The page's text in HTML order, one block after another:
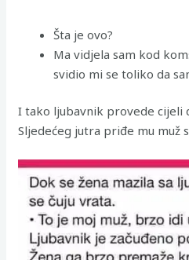
Šta je ovo?
Ma vidjela sam kod
svidio mi se toliko da
I tako ljubavnik provede cijeli
Sljedećeg jutra priđe mu muž